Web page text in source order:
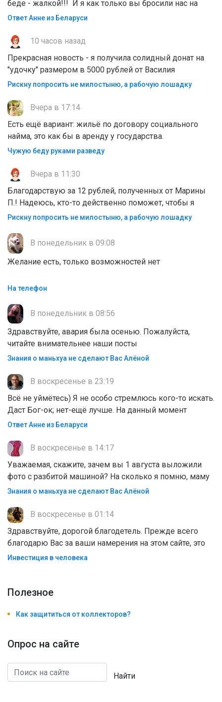
беде - жалкой!!! И я как только вы бросили нас на
Ответ Анне из Беларуси
10 часов назад
Прекрасная новость - я получила солидный донат на
"удочку" размером в 5000 рублей от Василия
Рискну попросить не милостыню, а рабочую лошадку
Вчера в 17:14
Есть ещё вариант: жильё по договору социального
найма, это как бы в аренду у государства.
Чужую беду руками разведу
Вчера в 11:30
Благодарствую за 12 рублей, полученных от Марины
П.! Надеюсь, кто-то действенно поможет, чтобы я
Рискну попросить не милостыню, а рабочую лошадку
В понедельник в 09:08
Желание есть, только возможностей нет
На телефон
В понедельник в 08:56
Здравствуйте, авария была осенью. Пожалуйста,
читайте внимательнее наши посты
Знания о маньхуа не сделают Вас Алëной
В воскресенье в 23:19
Всё не уймётесь) Я не особо стремлюсь кого-то искать.
Даст Бог-ок; нет-ещё лучше. На данный момент
Ответ Анне из Беларуси
В воскресенье в 14:17
Уважаемая, скажите, зачем вы 1 августа выложили
фото с разбитой машиной? На сколько я помню, маму
Знания о маньхуа не сделают Вас Алëной
В воскресенье в 01:14
Здравствуйте, дорогой благодетель. Прежде всего
благодарю Вас за ваши намерения на этом сайте, это
Инвестиция в человека
Полезноe
Как защититься от коллекторов?
Опрос на сайте
Найти